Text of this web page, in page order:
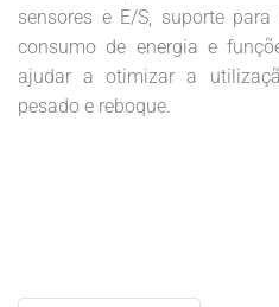
sensores e E/S, suporte
consumo de energia e
ajudar a otimizar a
pesado e reboque.